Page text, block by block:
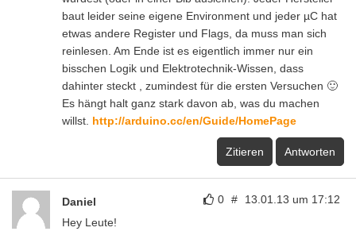
baut leider seine eigene Environment und jeder µC hat
etwas andere Register und Flags, da muss man sich
reinlesen. Am Ende ist es eigentlich immer nur ein
bisschen Logik und Elektrotechnik-Wissen, dass
dahinter steckt , zumindest für die ersten Versuchen 🙂
Es hängt halt ganz stark davon ab, was du machen
willst. http://arduino.cc/en/Guide/HomePage
Zitieren Antworten
0 # 13.01.13 um 17:12
Daniel
Hey Leute!